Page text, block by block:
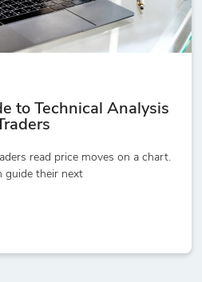
to Technical Analysis
read price moves on a chart.
guide their next